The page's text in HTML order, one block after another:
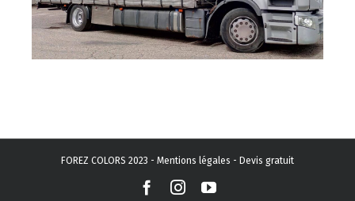
FOREZ COLORS 2023 - Mentions légales - Devis gratuit
Facebook
InstagramYouTube